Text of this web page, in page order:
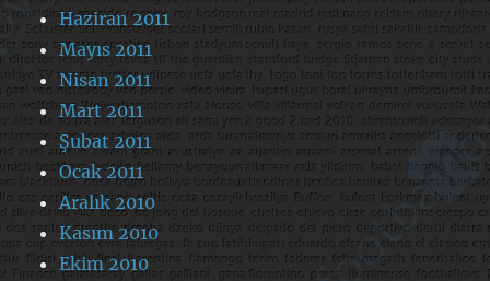
Haziran 2011
Mayıs 2011
Nisan 2011
Mart 2011
Şubat 2011
Ocak 2011
Aralık 2010
Kasım 2010
Ekim 2010